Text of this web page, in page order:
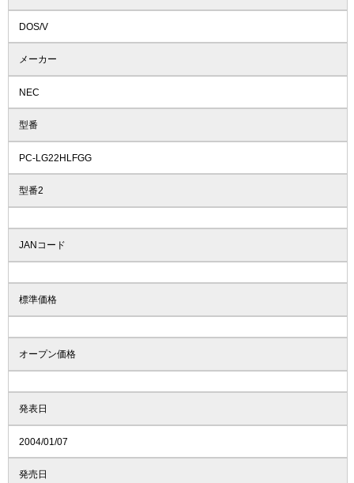
DOS/V
メーカー
NEC
型番
PC-LG22HLFGG
型番2
JANコード
標準価格
オープン価格
発表日
2004/01/07
発売日